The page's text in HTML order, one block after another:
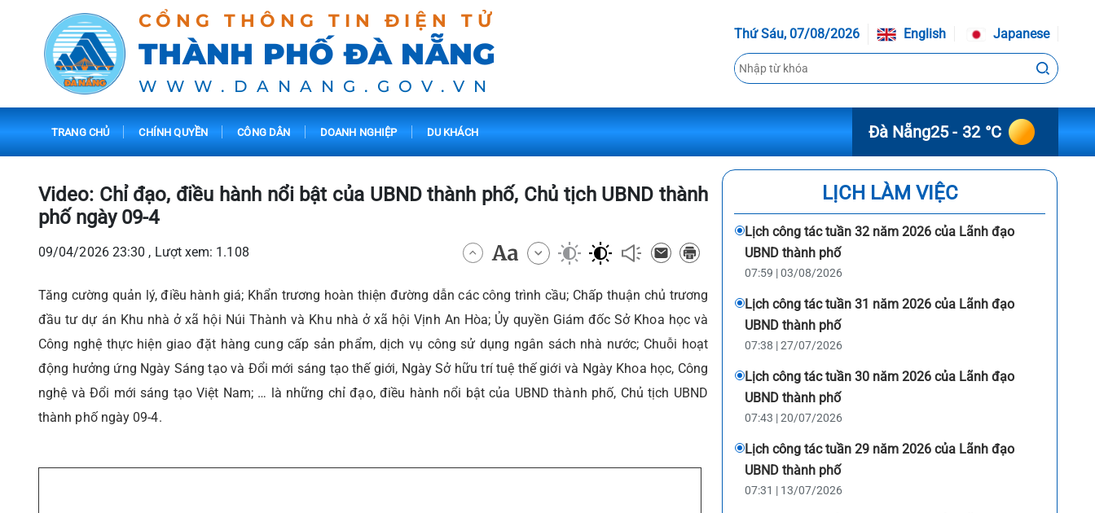
CỔNG THÔNG TIN ĐIỆN TỬ
THÀNH PHỐ ĐÀ NẴNG
WWW.DANANG.GOV.VN
Thứ Sáu, 07/08/2026 English Japanese
TRANG CHỦ CHÍNH QUYỀN CÔNG DÂN DOANH NGHIỆP DU KHÁCH Đà Nẵng25 - 32 °C
Video: Chỉ đạo, điều hành nổi bật của UBND thành phố, Chủ tịch UBND thành
phố ngày 09-4
09/04/2026 23:30 , Lượt xem: 1.108
Tăng cường quản lý, điều hành giá; Khẩn trương hoàn thiện đường dẫn các công trình cầu; Chấp thuận chủ trương
đầu tư dự án Khu nhà ở xã hội Núi Thành và Khu nhà ở xã hội Vịnh An Hòa; Ủy quyền Giám đốc Sở Khoa học và
Công nghệ thực hiện giao đặt hàng cung cấp sản phẩm, dịch vụ công sử dụng ngân sách nhà nước; Chuỗi hoạt
động hưởng ứng Ngày Sáng tạo và Đổi mới sáng tạo thế giới, Ngày Sở hữu trí tuệ thế giới và Ngày Khoa học, Công
nghệ và Đổi mới sáng tạo Việt Nam; … là những chỉ đạo, điều hành nổi bật của UBND thành phố, Chủ tịch UBND
thành phố ngày 09-4.
LỊCH LÀM VIỆC
Lịch công tác tuần 32 năm 2026 của Lãnh đạo
UBND thành phố
07:59 | 03/08/2026
Lịch công tác tuần 31 năm 2026 của Lãnh đạo
UBND thành phố
07:38 | 27/07/2026
Lịch công tác tuần 30 năm 2026 của Lãnh đạo
UBND thành phố
07:43 | 20/07/2026
Lịch công tác tuần 29 năm 2026 của Lãnh đạo
UBND thành phố
07:31 | 13/07/2026